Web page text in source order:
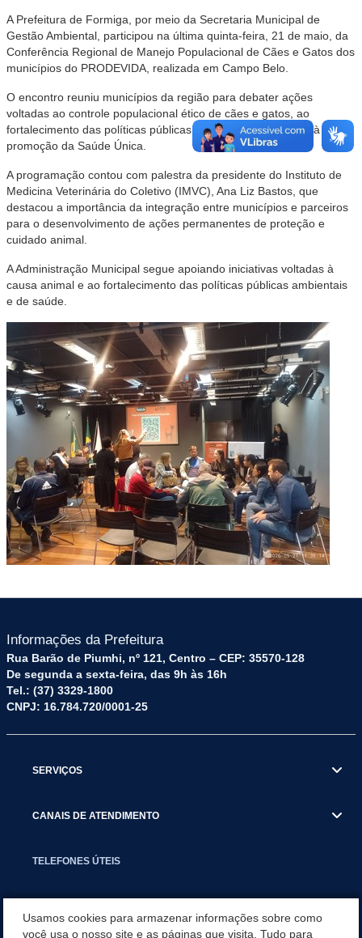
A Prefeitura de Formiga, por meio da Secretaria Municipal de
Gestão Ambiental, participou na última quinta-feira, 21 de maio, da
Conferência Regional de Manejo Populacional de Cães e Gatos dos
municípios do PRODEVIDA, realizada em Campo Belo.
O encontro reuniu municípios da região para debater ações
voltadas ao controle populacional ético de cães e gatos, ao
fortalecimento das políticas públicas de bem-estar animal e à
promoção da Saúde Única.
A programação contou com palestra da presidente do Instituto de
Medicina Veterinária do Coletivo (IMVC), Ana Liz Bastos, que
destacou a importância da integração entre municípios e parceiros
para o desenvolvimento de ações permanentes de proteção e
cuidado animal.
A Administração Municipal segue apoiando iniciativas voltadas à
causa animal e ao fortalecimento das políticas públicas ambientais
e de saúde.
Informações da Prefeitura
Rua Barão de Piumhi, nº 121, Centro – CEP: 35570-128
De segunda a sexta-feira, das 9h às 16h
Tel.: (37) 3329-1800
CNPJ: 16.784.720/0001-25
SERVIÇOS
CANAIS DE ATENDIMENTO
TELEFONES ÚTEIS
Usamos cookies para armazenar informações sobre como
você usa o nosso site e as páginas que visita. Tudo para